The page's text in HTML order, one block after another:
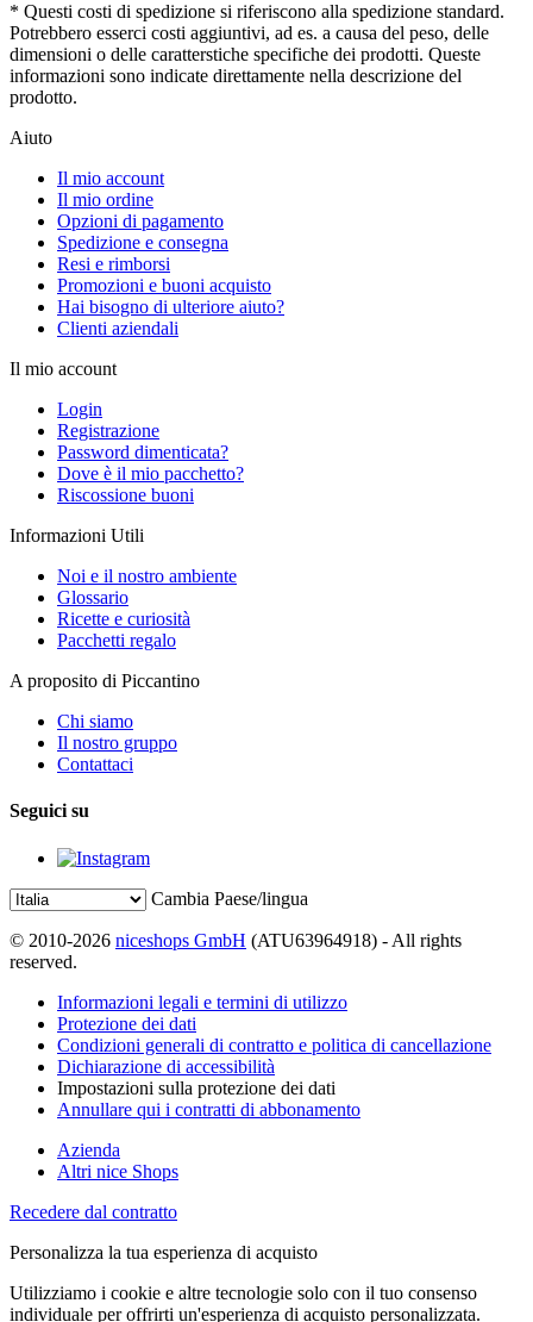
* Questi costi di spedizione si riferiscono alla spedizione standard.
Potrebbero esserci costi aggiuntivi, ad es. a causa del peso, delle
dimensioni o delle caratterstiche specifiche dei prodotti. Queste
informazioni sono indicate direttamente nella descrizione del
prodotto.
Aiuto
Il mio account
Il mio ordine
Opzioni di pagamento
Spedizione e consegna
Resi e rimborsi
Promozioni e buoni acquisto
Hai bisogno di ulteriore aiuto?
Clienti aziendali
Il mio account
Login
Registrazione
Password dimenticata?
Dove è il mio pacchetto?
Riscossione buoni
Informazioni Utili
Noi e il nostro ambiente
Glossario
Ricette e curiosità
Pacchetti regalo
A proposito di Piccantino
Chi siamo
Il nostro gruppo
Contattaci
Seguici su
Cambia Paese/lingua
© 2010-2026 niceshops GmbH (ATU63964918) - All rights
reserved.
Informazioni legali e termini di utilizzo
Protezione dei dati
Condizioni generali di contratto e politica di cancellazione
Dichiarazione di accessibilità
Impostazioni sulla protezione dei dati
Annullare qui i contratti di abbonamento
Azienda
Altri nice Shops
Recedere dal contratto
Personalizza la tua esperienza di acquisto
Utilizziamo i cookie e altre tecnologie solo con il tuo consenso
individuale per offrirti un'esperienza di acquisto personalizzata.